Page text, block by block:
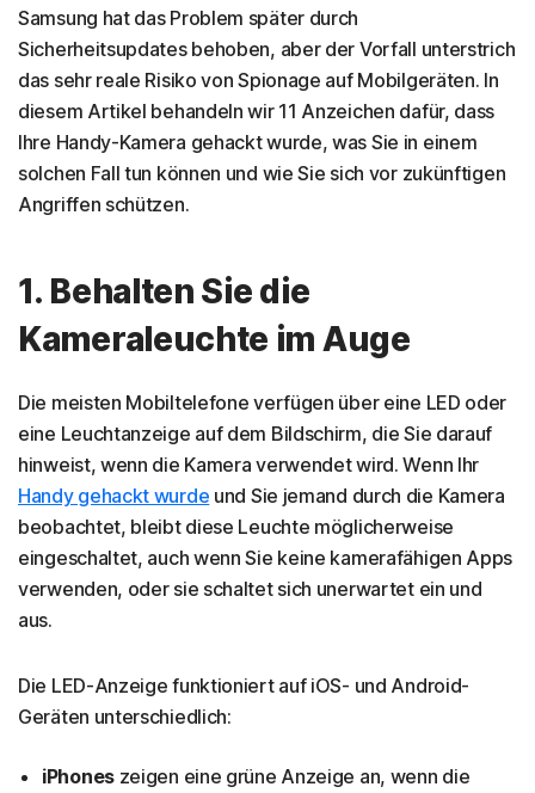
Samsung hat das Problem später durch
Sicherheitsupdates behoben, aber der Vorfall unterstrich
das sehr reale Risiko von Spionage auf Mobilgeräten. In
diesem Artikel behandeln wir 11 Anzeichen dafür, dass
Ihre Handy-Kamera gehackt wurde, was Sie in einem
solchen Fall tun können und wie Sie sich vor zukünftigen
Angriffen schützen.
1. Behalten Sie die
Kameraleuchte im Auge
Die meisten Mobiltelefone verfügen über eine LED oder
eine Leuchtanzeige auf dem Bildschirm, die Sie darauf
hinweist, wenn die Kamera verwendet wird. Wenn Ihr
Handy gehackt wurde und Sie jemand durch die Kamera
beobachtet, bleibt diese Leuchte möglicherweise
eingeschaltet, auch wenn Sie keine kamerafähigen Apps
verwenden, oder sie schaltet sich unerwartet ein und
aus.
Die LED-Anzeige funktioniert auf iOS- und Android-
Geräten unterschiedlich:
iPhoneszeigen eine grüne Anzeige an, wenn die